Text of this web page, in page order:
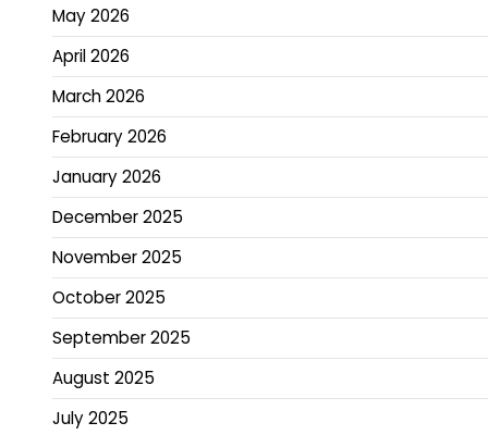
May 2026
April 2026
March 2026
February 2026
January 2026
December 2025
November 2025
October 2025
September 2025
August 2025
July 2025